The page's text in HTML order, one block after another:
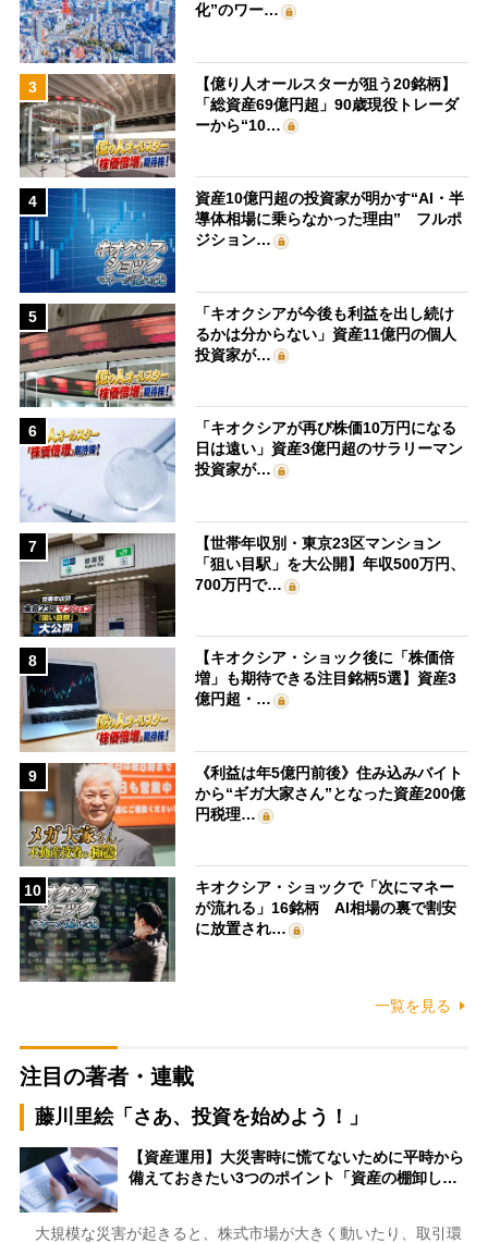
化”のワー…
3
【億り人オールスターが狙う20銘柄】
「総資産69億円超」90歳現役トレーダ
ーから“10…
4
資産10億円超の投資家が明かす“AI・半
導体相場に乗らなかった理由” フルポ
ジション…
5
「キオクシアが今後も利益を出し続け
るかは分からない」資産11億円の個人
投資家が…
6
「キオクシアが再び株価10万円になる
日は遠い」資産3億円超のサラリーマン
投資家が…
7
【世帯年収別・東京23区マンション
「狙い目駅」を大公開】年収500万円、
700万円で…
8
【キオクシア・ショック後に「株価倍
増」も期待できる注目銘柄5選】資産3
億円超・…
9
《利益は年5億円前後》住み込みバイト
から“ギガ大家さん”となった資産200億
円税理…
10
キオクシア・ショックで「次にマネー
が流れる」16銘柄 AI相場の裏で割安
に放置され…
一覧を見る
注目の著者・連載
藤川里絵「さあ、投資を始めよう！」
【資産運用】大災害時に慌てないために平時から
備えておきたい3つのポイント「資産の棚卸し…
大規模な災害が起きると、株式市場が大きく動いたり、取引環